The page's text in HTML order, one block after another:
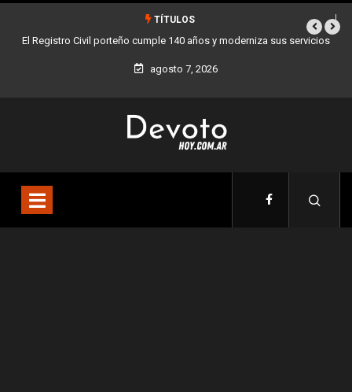
TÍTULOS
años y moderniza sus servicios Buenos Aires sumó 12 nuevos Bares
agosto 7, 2026